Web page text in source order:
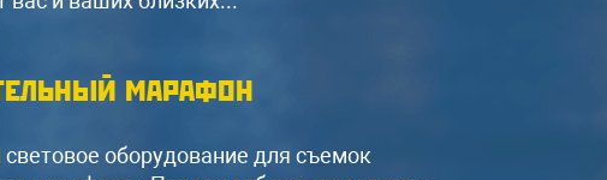
Радиомикрофоны, комплект
Оформить
марафон
оборудование для съемок